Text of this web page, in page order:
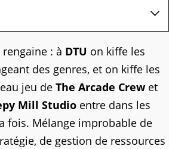
: à DTU on kiffe les
des genres, et on kiffe les
jeu de The Arcade Crewet
Mill Studio entre dans les
fois. Mélange improbable de
de gestion de ressources